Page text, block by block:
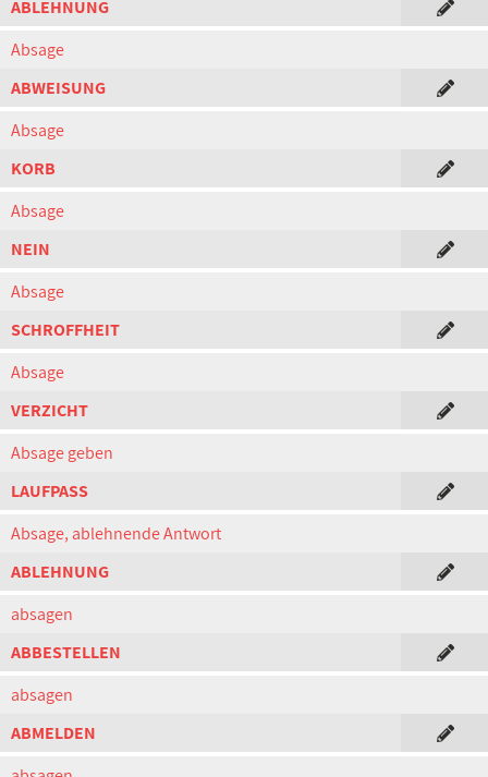
ABLEHNUNG
Absage
ABWEISUNG
Absage
KORB
Absage
NEIN
Absage
SCHROFFHEIT
Absage
VERZICHT
Absage geben
LAUFPASS
Absage, ablehnende Antwort
ABLEHNUNG
absagen
ABBESTELLEN
absagen
ABMELDEN